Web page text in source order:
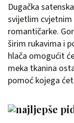
Dugačka
svijetlim cvjetnim
romantičarke.
širim rukavima i
hlača omogućit
meka tkanina
pomoć kojega